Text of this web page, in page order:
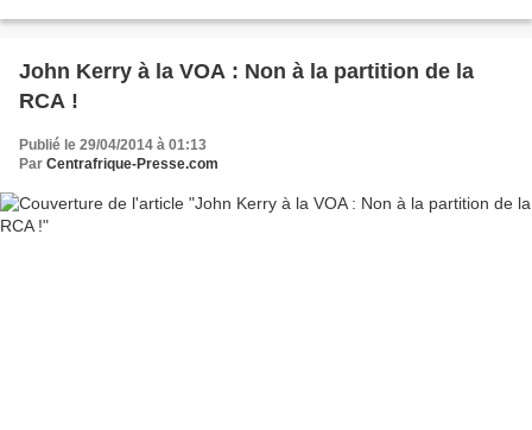
John Kerry à la VOA : Non à la partition de la
RCA !
Publié le 29/04/2014 à 01:13
Par Centrafrique-Presse.com